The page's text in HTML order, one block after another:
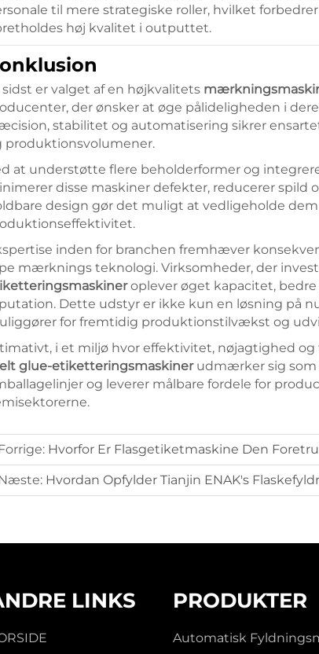
til mere strategiske roller, hvilket
høj kvalitet i outputtet.
sidst er valget af en højkvalitets
der ønsker at øge pålideligheden i
stabilitet og automatisering sikrer
produktionsvolumener.
at understøtte flere beholderformer og
disse maskiner defekter, reducerer
design gør det muligt at vedligeholde
inden for branchen fremhæver
mærknings teknologi. Virksomheder, der
oplever øget kapacitet,
Dette udstyr er ikke kun en løsning på
for fremtidig produktionstilvækst og
i et miljø hvor effektivitet, nøjagtighed
glue-etiketteringsmaskiner udmærker sig
og leverer målbare fordele for
Hvorfor Er Flasgetiketmaskine Den
Hvordan Opfylder Tianjin ENAK's
LINKS PRODUKTER
Automatisk